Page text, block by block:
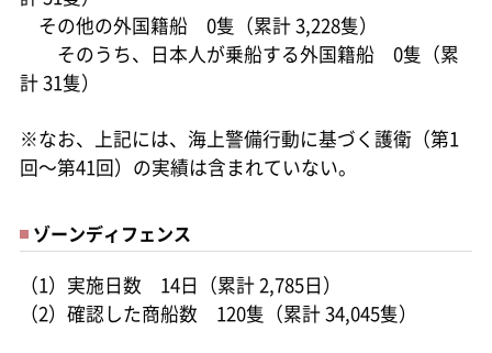
その他の外国籍船 0隻（累計 3,228隻）
そのうち、日本人が乗船する外国籍船 0隻（累
計 31隻）
※なお、上記には、海上警備行動に基づく護衛（第1
回～第41回）の実績は含まれていない。
ゾーンディフェンス
（1）実施日数 14日（累計 2,785日）
（2）確認した商船数 120隻（累計 34,045隻）